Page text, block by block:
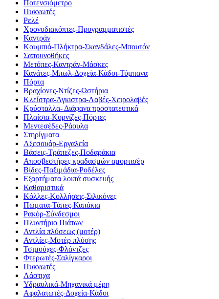
Ποτενσιόμετρο
Πυκνωτές
Ρελέ
Χρονοδιακόπτες-Προγραμματιστές
Καντράν
Κουμπιά-Πλήκτρα-Σκανδάλες-Μπουτόν
Σαπουνοθήκες
Μετόπες-Καντράν-Μάσκες
Κανάτες-Μπωλ-Δοχεία-Κάδοι-Τύμπανα
Πόρτα
Βραχίονες-Ντίζες-Ωστήρια
Κλείστρα-Άγκιστρα-Λαβές-Χειρολαβές
Κρύσταλλα- Διάφανα προστατευτικά
Πλαίσια-Κορνίζες-Πόρτες
Μεντεσέδες-Ράουλα
Στηρίγματα
Αξεσουάρ-Εργαλεία
Βάσεις-Τράπεζες-Ποδαράκια
Αποσβεστήρες κραδασμών αμορτισέρ
Βίδες-Παξιμάδια-Ροδέλες
Εξαρτήματα λοιπά συσκευής
Καθαριστικά
Κόλλες-Κολλήσεις-Σιλικόνες
Πώματα-Τάπες-Καπάκια
Ρακόρ-Σύνδεσμοι
Πλυντήριο Πιάτων
Αντλία πλύσεως (μοτέρ)
Αντλίες-Μοτέρ πλύσης
Τσιμούχες-Φλάντζες
Φτερωτές-Σαλίγκαροι
Πυκνωτές
Λάστιχα
Υδραυλικά-Mηχανικά μέρη
Αφαλατωτές-Δοχεία-Κάδοι